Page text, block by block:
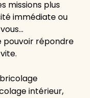
missions plus
immédiate ou
pouvoir répondre
intérieur,